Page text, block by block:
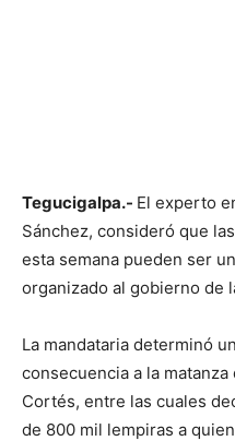
Tegucigalpa.- El experto
Sánchez, consideró que
esta semana pueden ser
organizado al gobierno de
La mandataria determinó
consecuencia a la
Cortés, entre las cuales
de 800 mil lempiras a